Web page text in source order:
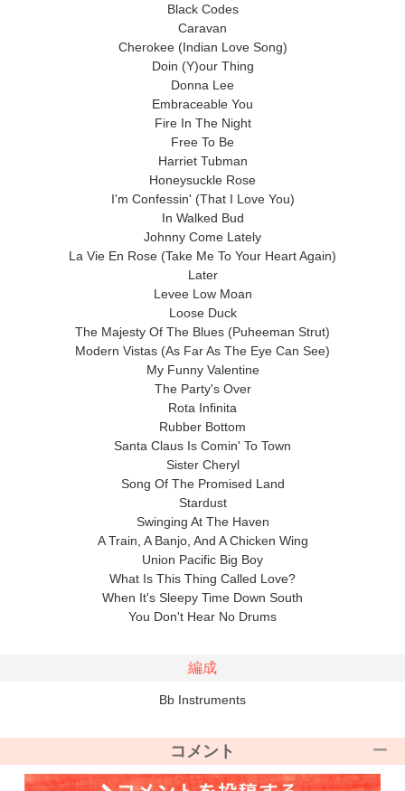
Black Codes
Caravan
Cherokee (Indian Love Song)
Doin (Y)our Thing
Donna Lee
Embraceable You
Fire In The Night
Free To Be
Harriet Tubman
Honeysuckle Rose
I'm Confessin' (That I Love You)
In Walked Bud
Johnny Come Lately
La Vie En Rose (Take Me To Your Heart Again)
Later
Levee Low Moan
Loose Duck
The Majesty Of The Blues (Puheeman Strut)
Modern Vistas (As Far As The Eye Can See)
My Funny Valentine
The Party's Over
Rota Infinita
Rubber Bottom
Santa Claus Is Comin' To Town
Sister Cheryl
Song Of The Promised Land
Stardust
Swinging At The Haven
A Train, A Banjo, And A Chicken Wing
Union Pacific Big Boy
What Is This Thing Called Love?
When It's Sleepy Time Down South
You Don't Hear No Drums
編成
Bb Instruments
コメント